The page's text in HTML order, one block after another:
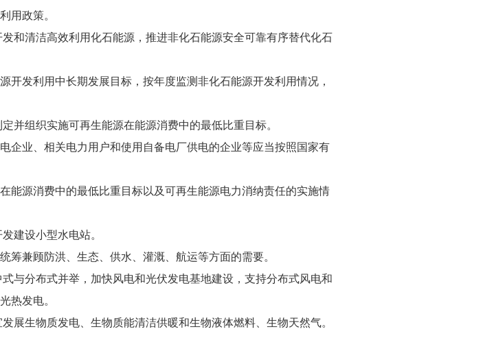
用政策。
和清洁高效利用化石能源，推进非化石能源安全可靠有序替代化石
发利用中长期发展目标，按年度监测非化石能源开发利用情况，
并组织实施可再生能源在能源消费中的最低比重目标。
业、相关电力用户和使用自备电厂供电的企业等应当按照国家有
源消费中的最低比重目标以及可再生能源电力消纳责任的实施情
建设小型水电站。
兼顾防洪、生态、供水、灌溉、航运等方面的需要。
与分布式并举，加快风电和光伏发电基地建设，支持分布式风电和
热发电。
展生物质发电、生物质能清洁供暖和生物液体燃料、生物天然气。